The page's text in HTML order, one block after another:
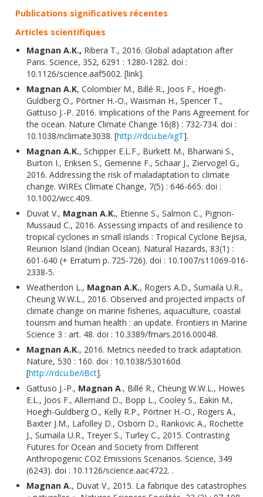
Publications significatives récentes
Articles scientifiques
Magnan A.K., Ribera T., 2016. Global adaptation after
Paris. Science, 352, 6291 : 1280-1282. doi :
10.1126/science.aaf5002. [link].
Magnan A.K, Colombier M., Billé R., Joos F., Hoegh-
Guldberg O., Pörtner H.-O., Waisman H., Spencer T.,
Gattuso J.-P. 2016. Implications of the Paris Agreement for
the ocean. Nature Climate Change 16(8) : 732-734. doi :
10.1038/nclimate3038. [http://rdcu.be/iigT].
Magnan A.K., Schipper E.L.F., Burkett M., Bharwani S.,
Burton I., Eriksen S., Gemenne F., Schaar J., Ziervogel G.,
2016. Addressing the risk of maladaptation to climate
change. WIREs Climate Change, 7(5) : 646-665. doi :
10.1002/wcc.409.
Duvat V., Magnan A.K., Etienne S., Salmon C., Pignon-
Mussaud C., 2016. Assessing impacts of and resilience to
tropical cyclones in small islands : Tropical Cyclone Bejisa,
Reunion Island (Indian Ocean). Natural Hazards, 83(1) :
601-640 (+ Erratum p. 725-726). doi : 10.1007/s11069-016-
2338-5.
Weatherdon L., Magnan A.K., Rogers A.D., Sumaila U.R.,
Cheung W.W.L., 2016. Observed and projected impacts of
climate change on marine fisheries, aquaculture, coastal
tourism and human health : an update. Frontiers in Marine
Science 3 : art. 48. doi : 10.3389/fmars.2016.00048.
Magnan A.K., 2016. Metrics needed to track adaptation.
Nature, 530 : 160. doi : 10.1038/530160d.
[http://rdcu.be/iBct].
Gattuso J.-P., Magnan A., Billé R., Cheung W.W.L., Howes
E.L., Joos F., Allemand D., Bopp L., Cooley S., Eakin M.,
Hoegh-Guldberg O., Kelly R.P., Pörtner H.-O., Rogers A.,
Baxter J.M., Lafolley D., Osborn D., Rankovic A., Rochette
J., Sumaila U.R., Treyer S., Turley C., 2015. Contrasting
Futures for Ocean and Society from Different
Anthropogenic CO2 Emissions Scenarios. Science, 349
(6243). doi : 10.1126/science.aac4722. .
Magnan A., Duvat V., 2015. La fabrique des catastrophes